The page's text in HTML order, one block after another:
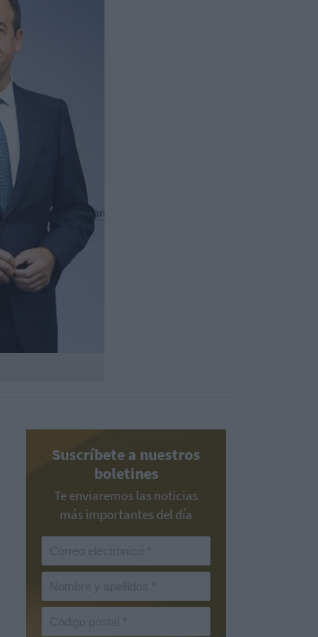
Suscríbete a nuestros
boletines
Te enviaremos las noticias
más importantes del día